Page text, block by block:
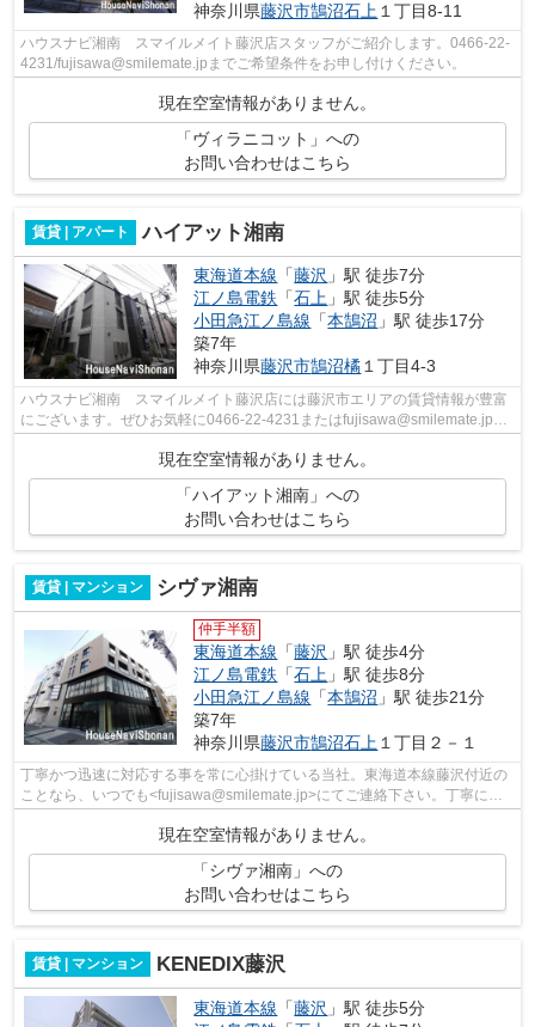
神奈川県藤沢市鵠沼石上 １丁目8-11
ハウスナビ湘南 スマイルメイト藤沢店スタッフがご紹介します。0466-22-
4231/fujisawa@smilemate.jpまでご希望条件をお申し付けください。
現在空室情報がありません。
「ヴィラニコット」への
お問い合わせはこちら
賃貸 | アパート ハイアット湘南
東海道本線 「藤沢 」駅 徒歩7分
江ノ島電鉄 「石上 」駅 徒歩5分
小田急江ノ島線 「本鵠沼 」駅 徒歩17分
築7年
神奈川県藤沢市鵠沼橘１丁目4-3
ハウスナビ湘南 スマイルメイト藤沢店には藤沢市エリアの賃貸情報が豊富
にございます。ぜひお気軽に0466-22-4231またはfujisawa@smilemate.jpへ
お問い合わせください。
現在空室情報がありません。
「ハイアット湘南」への
お問い合わせはこちら
賃貸 | マンション シヴァ湘南
仲手半額
東海道本線 「藤沢 」駅 徒歩4分
江ノ島電鉄 「石上 」駅 徒歩8分
小田急江ノ島線 「本鵠沼 」駅 徒歩21分
築7年
神奈川県藤沢市鵠沼石上１丁目２－１
丁寧かつ迅速に対応する事を常に心掛けている当社。東海道本線藤沢付近の
ことなら、いつでも<fujisawa@smilemate.jp>にてご連絡下さい。丁寧にお
現在空室情報がありません。
「シヴァ湘南」への
お問い合わせはこちら
賃貸 | マンション KENEDIX藤沢
東海道本線 「藤沢 」駅 徒歩5分